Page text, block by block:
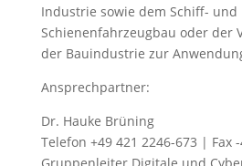
Industrie sowie dem Schiff- und
Schienenfahrzeugbau oder der
der Bauindustrie zur
Ansprechpartner:
Dr. Hauke Brüning
Telefon +49 421 2246-673 | Fax